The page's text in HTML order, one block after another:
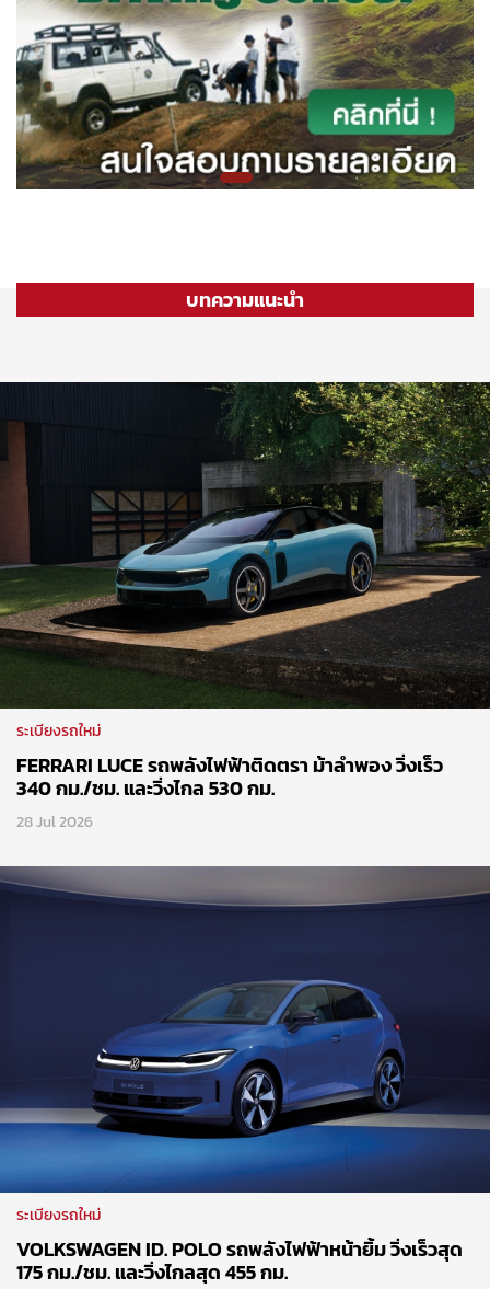
บทความแนะนำ
ระเบียงรถใหม่
FERRARI LUCE รถพลังไฟฟ้าติดตรา ม้าลำพอง วิ่งเร็ว
340 กม./ชม. และวิ่งไกล 530 กม.
28 Jul 2026
ระเบียงรถใหม่
VOLKSWAGEN ID. POLO รถพลังไฟฟ้าหน้ายิ้ม วิ่งเร็วสุด
175 กม./ชม. และวิ่งไกลสุด 455 กม.